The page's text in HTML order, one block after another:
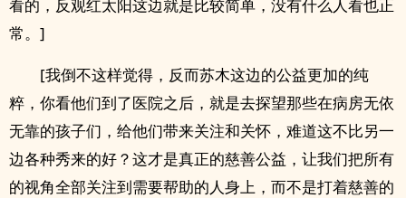
看的，反观红太阳这边就是比较简单，没有什么人看也正
常。]
[我倒不这样觉得，反而苏木这边的公益更加的纯
粹，你看他们到了医院之后，就是去探望那些在病房无依
无靠的孩子们，给他们带来关注和关怀，难道这不比另一
边各种秀来的好？这才是真正的慈善公益，让我们把所有
的视角全部关注到需要帮助的人身上，而不是打着慈善的